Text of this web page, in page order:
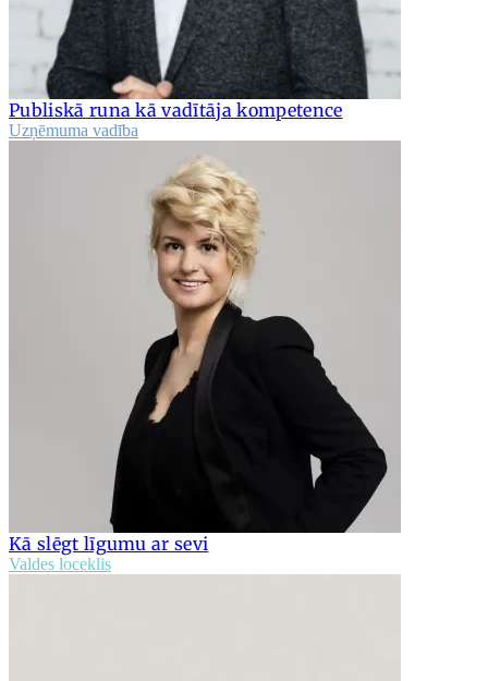
Publiskā runa kā vadītāja kompetence
Uzņēmuma vadība
Kā slēgt līgumu ar sevi
Valdes loceklis